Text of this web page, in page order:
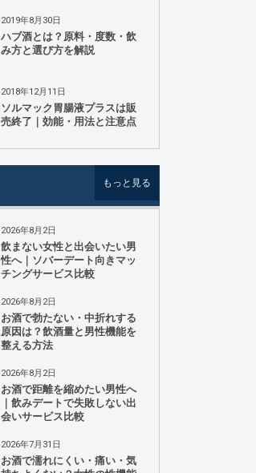
2019年8月30日
ハブ酒とは？原料・度数・飲
み方と選び方を解説
2018年12月11日
ソルマック胃腸液プラスは販
売終了｜効能・用法と注意点
2026年8月2日
飲まない女性と出会いたい男
性へ｜ソバーデート向きマッ
チングサービス比較
2026年8月2日
お酒で勃たない・中折れする
原因は？飲酒量と男性機能を
整える方法
2026年8月2日
お酒で距離を縮めたい男性へ
｜飲みデートで失敗しない出
会いサービス比較
2026年7月31日
お酒で濡れにくい・痛い・気
もっと見る